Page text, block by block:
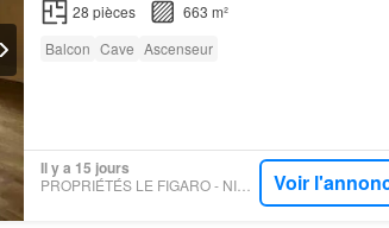
28 pièces
663 m²
Balcon Cave Ascenseur
Il y a 15 jours
PROPRIÉTÉS LE FIGARO - NICE PROPERTIES PROMENADE Voir